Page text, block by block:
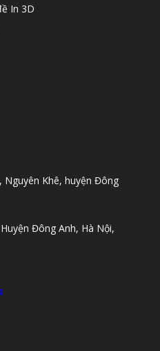
In 3D
Nguyên Khê, huyện Đông
Đông Anh, Hà Nội,